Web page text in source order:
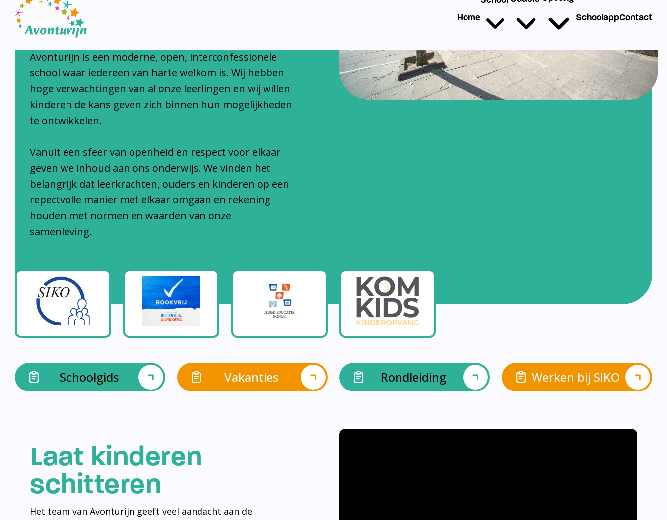
Avonturijn laat kinderen schitteren
Avonturijn is een moderne, open, interconfessionele
school waar iedereen van harte welkom is. Wij hebben
hoge verwachtingen van al onze leerlingen en wij willen
kinderen de kans geven zich binnen hun mogelijkheden
te ontwikkelen.
Vanuit een sfeer van openheid en respect voor elkaar
geven we inhoud aan ons onderwijs. We vinden het
belangrijk dat leerkrachten, ouders en kinderen op een
repectvolle manier met elkaar omgaan en rekening
houden met normen en waarden van onze
samenleving.
Schoolgids Vakanties Rondleiding Werken bij SIKO
Laat kinderen
schitteren
Het team van Avonturijn geeft veel aandacht aan de